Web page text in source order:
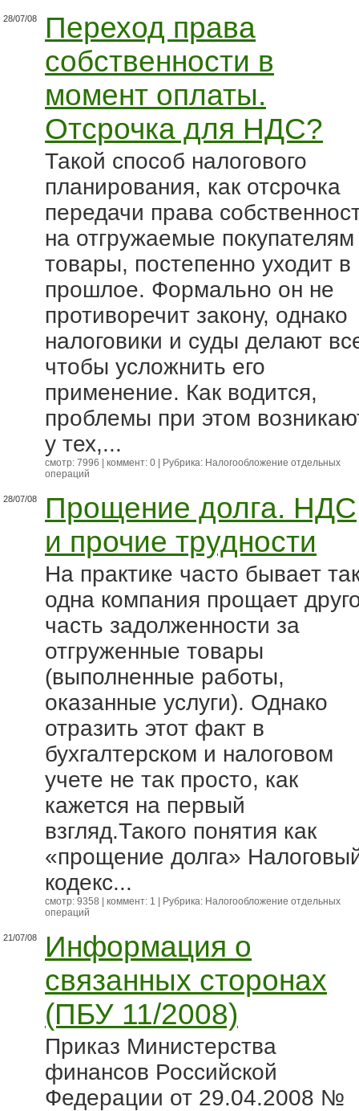
28/07/08
Переход права
собственности в
момент оплаты.
Отсрочка для НДС?
Такой способ налогового
планирования, как отсрочка
передачи права
на отгружаемые покупателям
товары, постепенно уходит в
прошлое. Формально он не
противоречит закону, однако
налоговики и суды делают
чтобы усложнить его
применение. Как водится,
проблемы при этом
у тех,...
смотр: 7996 | коммент: 0 | Рубрика: Налогообложение отдельных
операций
28/07/08
Прощение долга. НДС
и прочие трудности
На практике часто бывает
одна компания прощает
часть задолженности за
отгруженные товары
(выполненные работы,
оказанные услуги). Однако
отразить этот факт в
бухгалтерском и налоговом
учете не так просто, как
кажется на первый
взгляд.Такого понятия как
«прощение долга»
кодекс...
смотр: 9358 | коммент: 1 | Рубрика: Налогообложение отдельных
операций
21/07/08
Информация о
связанных сторонах
(ПБУ 11/2008)
Приказ Министерства
финансов Российской
Федерации от 29.04.2008 №